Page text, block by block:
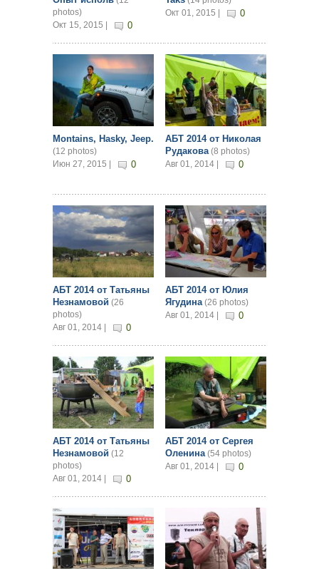
photos)
Окт 15, 2015 |
0
Окт 01, 2015 |
0
Montains, Hasky, Jeep.
(12 photos)
Июн 27, 2015 |
0
АБТ 2014 от Николая
Рудакова(8 photos)
Авг 01, 2014 |
0
АБТ 2014 от Татьяны
Незнамовой (26
photos)
Авг 01, 2014 |
0
АБТ 2014 от Юлия
Ягудина(26 photos)
Авг 01, 2014 |
0
АБТ 2014 от Татьяны
Незнамовой (12
photos)
Авг 01, 2014 |
0
АБТ 2014 от Сергея
Оленина(54 photos)
Авг 01, 2014 |
0